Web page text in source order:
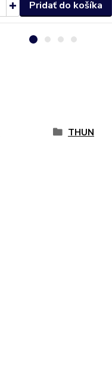
Pridať do košíka
THUN